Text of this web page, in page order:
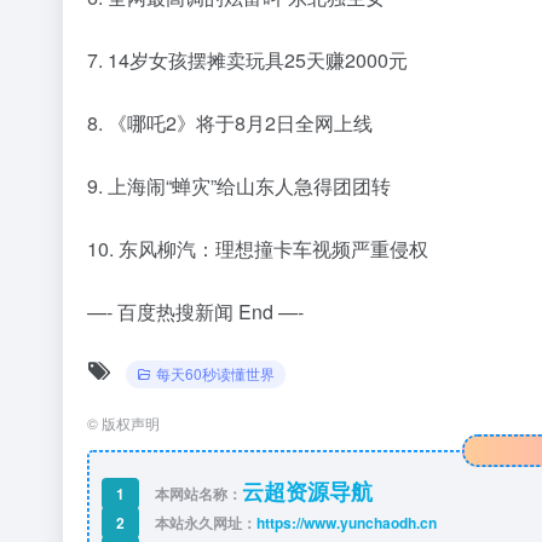
7. 14岁女孩摆摊卖玩具25天赚2000元
8. 《哪吒2》将于8月2日全网上线
9. 上海闹“蝉灾”给山东人急得团团转
10. 东风柳汽：理想撞卡车视频严重侵权
—- 百度热搜新闻 End —-
每天60秒读懂世界
© 版权声明
1 本网站名称： 云超资源导航
2 本站永久网址： https://www.yunchaodh.cn